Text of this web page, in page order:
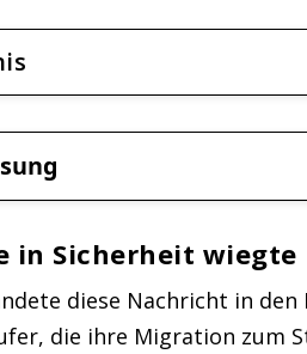
in Sicherheit wiegte
diese Nachricht in
die ihre Migration zum